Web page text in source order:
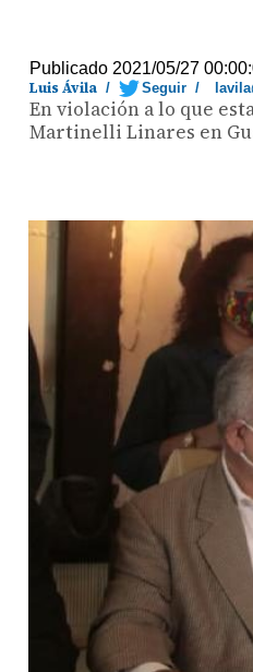
Publicado 2021/05/27
Luis Ávila / Seguir /
En violación a lo que
Martinelli Linares en